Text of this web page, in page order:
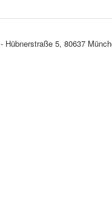
- Hübnerstraße 5, 80637